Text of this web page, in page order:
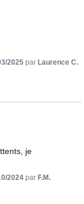
2025 par Laurence C.
je
2024 par F.M.